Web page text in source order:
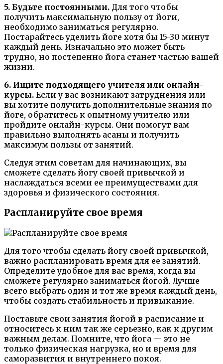
5. Будьте постоянными. Для того чтобы
получить максимальную пользу от йоги,
необходимо заниматься регулярно.
Постарайтесь уделить йоге хотя бы 15-30 минут
каждый день. Изначально это может быть
трудно, но постепенно йога станет частью вашей
жизни.
6. Ищите подходящего учителя или онлайн-
курсы. Если у вас возникают затруднения или
вы хотите получить дополнительные знания по
йоге, обратитесь к опытному учителю или
пройдите онлайн-курсы. Они помогут вам
правильно выполнять асаны и получить
максимум пользы от занятий.
Следуя этим советам для начинающих, вы
сможете сделать йогу своей привычкой и
наслаждаться всеми ее преимуществами для
здоровья и физического состояния.
Распланируйте свое время
Для того чтобы сделать йогу своей привычкой,
важно распланировать время для ее занятий.
Определите удобное для вас время, когда вы
сможете регулярно заниматься йогой. Лучше
всего выбрать один и тот же время каждый день,
чтобы создать стабильность и привыкание.
Поставьте свои занятия йогой в расписание и
относитесь к ним так же серьезно, как к другим
важным делам. Помните, что йога — это не
только физическая нагрузка, но и время для
саморазвития и внутреннего покоя.